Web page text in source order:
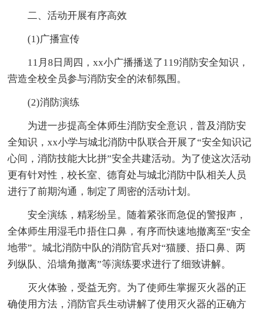
二、活动开展有序高效
(1)广播宣传
11月8日周四，xx小广播播送了119消防安全知识，
营造全校全员参与消防安全的浓郁氛围。
(2)消防演练
为进一步提高全体师生消防安全意识，普及消防安
全知识，xx小学与城北消防中队联合开展了“安全知识记
心间，消防技能大比拼”安全共建活动。为了使这次活动
更有针对性，校长室、德育处与城北消防中队相关人员
进行了前期沟通，制定了周密的活动计划。
安全演练，精彩纷呈。随着紧张而急促的警报声，
全体师生用湿毛巾捂住口鼻，有序而快速地撤离至“安全
地带”。城北消防中队的消防官兵对“猫腰、捂口鼻、两
列纵队、沿墙角撤离”等演练要求进行了细致讲解。
灭火体验，受益无穷。为了使师生掌握灭火器的正
确使用方法，消防官兵生动讲解了使用灭火器的正确方